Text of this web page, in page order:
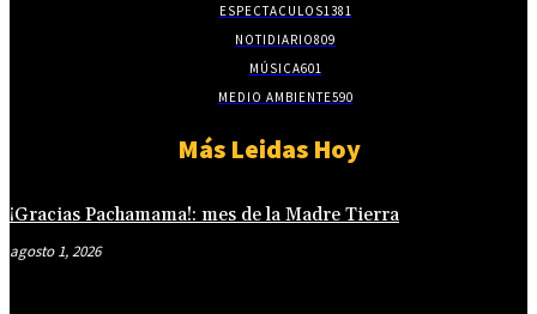
ESPECTACULOS1381
NOTIDIARIO809
MÚSICA601
MEDIO AMBIENTE590
Más Leidas Hoy
¡Gracias Pachamama!: mes de la Madre Tierra
agosto 1, 2026